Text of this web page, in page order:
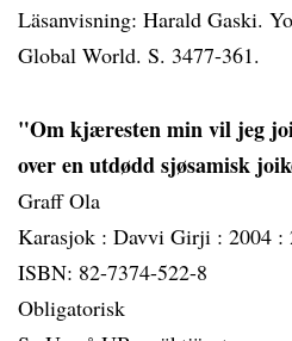
Läsanvisning: Harald Gaski.
Global World. S. 3477-361.
"Om kjæresten min vil jeg
over en utdødd sjøsamisk
Graff Ola
Karasjok : Davvi Girji : 2004 :
ISBN: 82-7374-522-8
Obligatorisk